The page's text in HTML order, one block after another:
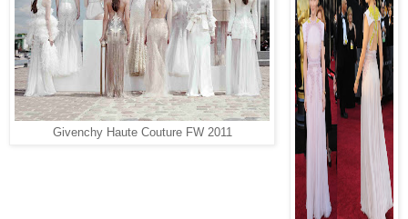
Givenchy Haute Couture FW 2011